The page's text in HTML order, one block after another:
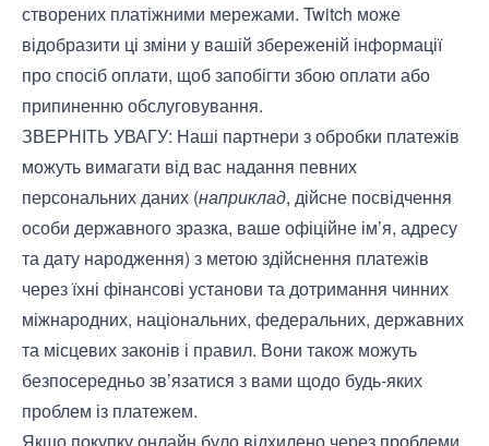
створених платіжними мережами. Twitch може
відобразити ці зміни у вашій збереженій інформації
про спосіб оплати, щоб запобігти збою оплати або
припиненню обслуговування.
ЗВЕРНІТЬ УВАГУ: Наші партнери з обробки платежів
можуть вимагати від вас надання певних
персональних даних (наприклад, дійсне посвідчення
особи державного зразка, ваше офіційне ім’я, адресу
та дату народження) з метою здійснення платежів
через їхні фінансові установи та дотримання чинних
міжнародних, національних, федеральних, державних
та місцевих законів і правил. Вони також можуть
безпосередньо зв’язатися з вами щодо будь-яких
проблем із платежем.